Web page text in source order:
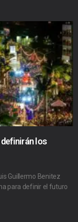
definirán los
Guillermo Benitez
para definir el futuro